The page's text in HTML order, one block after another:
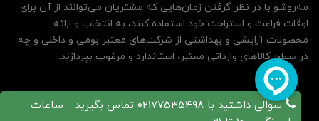
سوالی داشتید با 02177535498 تماس بگیرید - ساعات
مه‌رو‌شو با در نظر گرفتن زمان‌هایی که مشتریان می‌توانند از آن‌ برای
اوقات فراغت و استراحت خود استفاده کنند، به انتخاب و ارائه
محصولات آرایشی و بهداشتی از شرکت‌های معتبر بومی و داخلی و چه
در سطح کالاهای وارداتی معتبر، استاندارد و مرغوب بپردازند.